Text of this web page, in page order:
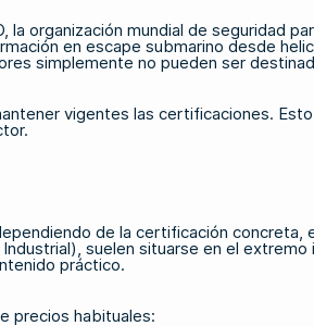
organización mundial de seguridad
en escape submarino desde
simplemente no pueden ser
vigentes las certificaciones.
de la certificación
suelen situarse en el
práctico.
precios habituales: